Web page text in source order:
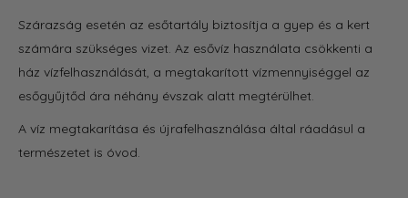
Szárazság esetén az esőtartály biztosítja a gyep és a kert
számára szükséges vizet. Az esővíz használata csökkenti a
ház vízfelhasználását, a megtakarított vízmennyiséggel az
esőgyűjtőd ára néhány évszak alatt megtérülhet.
A víz megtakarítása és újrafelhasználása által ráadásul a
természetet is óvod.